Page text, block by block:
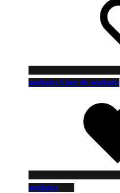
souhaits Liste de souhaits
souhaits